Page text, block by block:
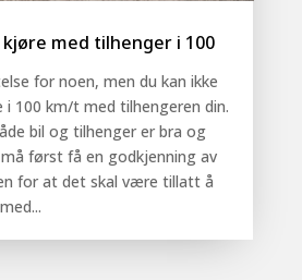
med tilhenger i 100
for noen, men du kan ikke
i 100 km/t med tilhengeren din.
bil og tilhenger er bra og
først få en godkjenning av
for at det skal være tillatt å